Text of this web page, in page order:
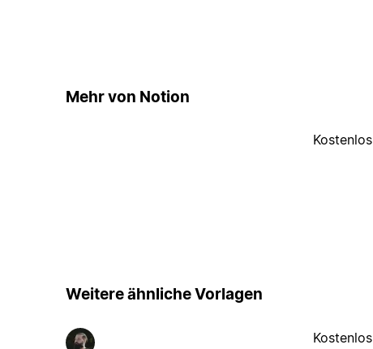
Mehr von Notion
Kostenlos
Weitere ähnliche Vorlagen
Kostenlos